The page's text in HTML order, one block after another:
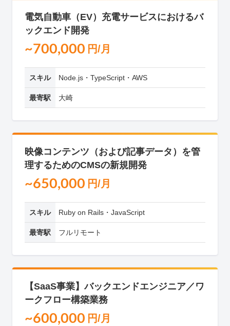
電気自動車（EV）充電サービスにおけるバ
ックエンド開発
~700,000 円/月
スキル Node.js・TypeScript・AWS
最寄駅 大崎
映像コンテンツ（および記事データ）を管
理するためのCMSの新規開発
~650,000 円/月
スキル Ruby on Rails・JavaScript
最寄駅 フルリモート
【SaaS事業】バックエンドエンジニア／ワ
ークフロー構築業務
~600,000 円/月